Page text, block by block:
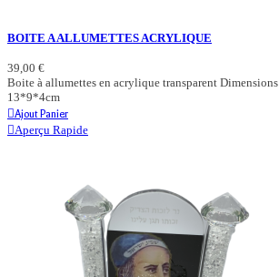
BOITE A ALLUMETTES ACRYLIQUE
39,00 €
Boite à allumettes en acrylique transparent Dimensions
13*9*4cm
Ajout Panier
Aperçu Rapide